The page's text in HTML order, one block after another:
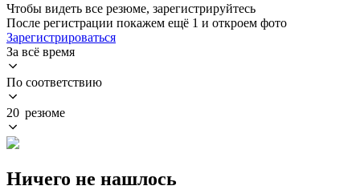
Чтобы видеть все резюме, зарегистрируйтесь
После регистрации покажем ещё 1 и откроем фото
Зарегистрироваться
За всё время
По соответствию
20 резюме
Ничего не нашлось